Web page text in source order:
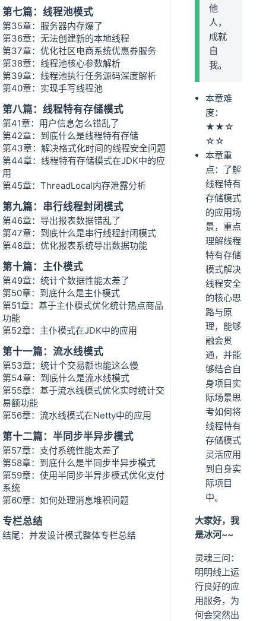
第七篇：线程池模式
第35章：服务器内存爆了
第36章：无法创建新的本地线程
第37章：优化社区电商系统优惠券服务
第38章：线程池核心参数解析
第39章：线程池执行任务源码深度解析
第40章：实现手写线程池
第八篇：线程特有存储模式
第41章：用户信息怎么错乱了
第42章：到底什么是线程特有存储
第43章：解决格式化时间的线程安全问题
第44章：线程特有存储模式在JDK中的应
用
第45章：ThreadLocal内存泄露分析
第九篇：串行线程封闭模式
第46章：导出报表数据错乱了
第47章：到底什么是串行线程封闭模式
第48章：优化报表系统导出数据功能
第十篇：主仆模式
第49章：统计个数据性能太差了
第50章：到底什么是主仆模式
第51章：基于主仆模式优化统计热点商品
功能
第52章：主仆模式在JDK中的应用
第十一篇：流水线模式
第53章：统计个交易额也能这么慢
第54章：到底什么是流水线模式
第55章：基于流水线模式优化实时统计交
易额功能
第56章：流水线模式在Netty中的应用
第十二篇：半同步半异步模式
第57章：支付系统性能太差了
第58章：到底什么是半同步半异步模式
第59章：使用半同步半异步模式优化支付
系统
第60章：如何处理消息堆积问题
专栏总结
结尾：并发设计模式整体专栏总结
他
人，
成就
自
我。
本章难
度：
★★☆
☆☆
本章重
点：了解
线程特有
存储模式
的应用场
景，重点
理解线程
特有存储
模式解决
线程安全
的核心思
路与原
理，能够
融会贯
通，并能
够结合自
身项目实
际场景思
考如何将
线程特有
存储模式
灵活应用
到自身实
际项目
中。
大家好，我
是冰河~~
灵魂三问：
明明线上运
行良好的应
用服务，为
何会突然出